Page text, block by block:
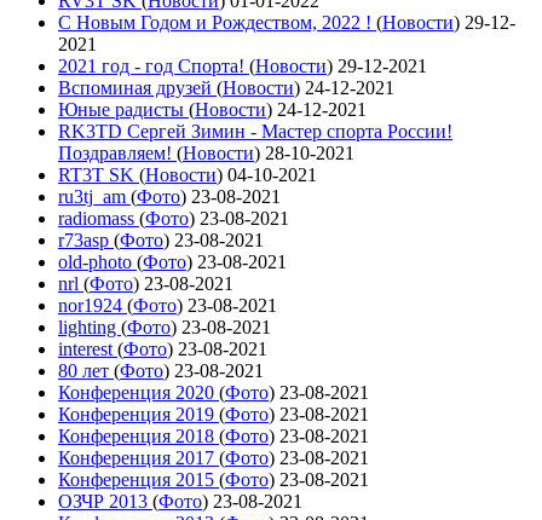
С Новым Годом и Рождеством, 2022 ! (Новости) 29-12-
2021
2021 год - год Cпорта! (Новости) 29-12-2021
Вспоминая друзей (Новости) 24-12-2021
Юные радисты (Новости) 24-12-2021
RK3TD Сергей Зимин - Мастер спорта России!
Поздравляем! (Новости) 28-10-2021
RT3T SK (Новости) 04-10-2021
ru3tj_am (Фото) 23-08-2021
radiomass (Фото) 23-08-2021
r73asp (Фото) 23-08-2021
old-photo (Фото) 23-08-2021
nrl (Фото) 23-08-2021
nor1924 (Фото) 23-08-2021
lighting (Фото) 23-08-2021
interest (Фото) 23-08-2021
80 лет (Фото) 23-08-2021
Конференция 2020 (Фото) 23-08-2021
Конференция 2019 (Фото) 23-08-2021
Конференция 2018 (Фото) 23-08-2021
Конференция 2017 (Фото) 23-08-2021
Конференция 2015 (Фото) 23-08-2021
ОЗЧР 2013 (Фото) 23-08-2021